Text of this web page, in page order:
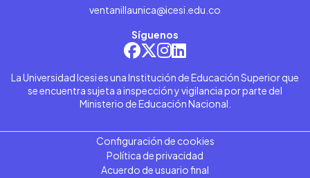
ventanillaunica@icesi.edu.co
Síguenos
La Universidad Icesi es una Institución de Educación Superior que
se encuentra sujeta a inspección y vigilancia por parte del
Ministerio de Educación Nacional.
Configuración de cookies
Política de privacidad
Acuerdo de usuario final